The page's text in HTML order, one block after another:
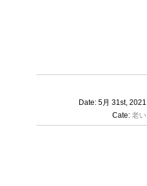
Date: 5月 31st, 2021
Cate: 老い